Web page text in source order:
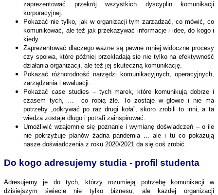
zaprezentować przekrój wszystkich dyscyplin komunikacji
korporacyjnej.
Pokazać nie tylko, jak w organizacji tym zarządzać, co mówić, co
komunikować, ale też jak przekazywać informacje i idee, do kogo i
kiedy.
Zaprezentować dlaczego ważne są pewne mniej widoczne procesy
czy spoiwa, które później przekładają się nie tylko na efektywność
działania organizacji, ale też jej skuteczną komunikację.
Pokazać różnorodność narzędzi komunikacyjnych, operacyjnych,
zarządzania i ewaluacji.
Pokazać case studies – tych marek, które komunikują dobrze i
czasem tych, … co robią źle. To zostaje w głowie i nie ma
potrzeby „odkrywać po raz drugi koła”, skoro zrobili to inni, a ta
wiedza zostaje długo i potrafi zainspirować.
Umożliwić wzajemnie się poznanie i wymianę doświadczeń – o ile
nie pokrzyżuje planów żadna pandemia ... ale i tu co pokazują
nasze doświadczenia z roku 2020/2021 da się coś zrobić.
Do kogo adresujemy studia - profil studenta
Adresujemy je do tych, którzy rozumieją potrzebę komunikacji w
dzisiejszym świecie nie tylko biznesu, ale każdej organizacji